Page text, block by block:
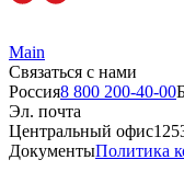
Main
Связаться с нами
Россия8 800 200-40-00
Эл. почта
Центральный офис
ДокументыПолитика